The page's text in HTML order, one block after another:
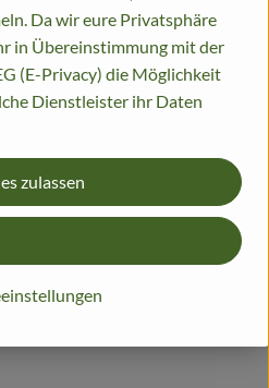
Da wir eure Privatsphäre
in Übereinstimmung mit der
(E-Privacy) die Möglichkeit
Dienstleister ihr Daten
zulassen